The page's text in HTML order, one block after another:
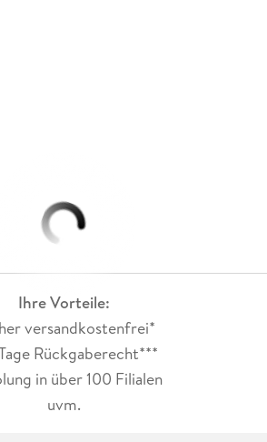
Ihre Vorteile:
versandkostenfrei*
Rückgaberecht***
in über 100 Filialen
uvm.